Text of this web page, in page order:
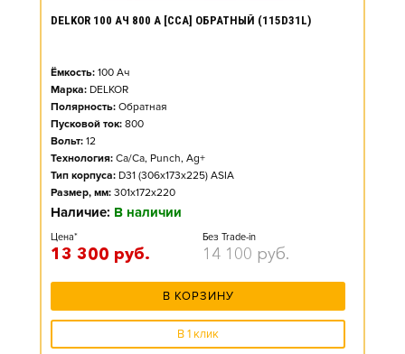
DELKOR 100 АЧ 800 А [CCA] ОБРАТНЫЙ (115D31L)
Ёмкость: 100 Ач
Марка: DELKOR
Полярность: Обратная
Пусковой ток: 800
Вольт: 12
Технология: Ca/Ca, Punch, Ag+
Тип корпуса: D31 (306x173x225) ASIA
Размер, мм: 301x172x220
Наличие: В наличии
Цена*
13 300 руб.
Без Trade-in
14 100 руб.
В КОРЗИНУ
В 1 клик